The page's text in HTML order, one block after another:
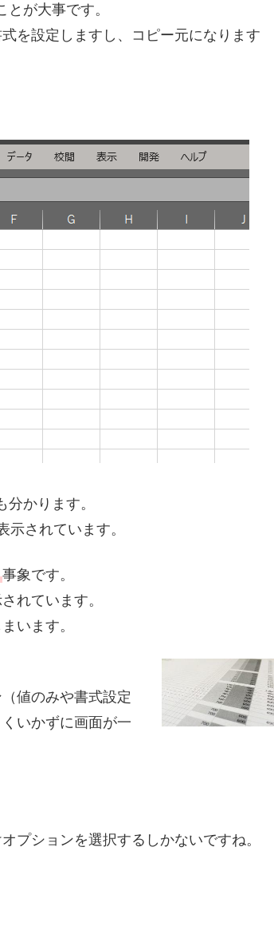
とが大事です。
を設定しますし、コピー元になります
分かります。
されています。
事象です。
れています。
います。
値のみや書式設定
いかずに画面が一
プションを選択するしかないですね。